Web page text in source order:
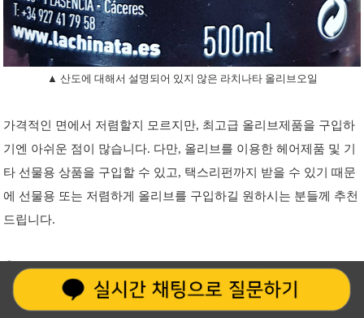
▲ 산도에 대해서 설명되어 있지 않은 라치나타 올리브오일
가격적인 면에서 저렴할지 모르지만, 최고급 올리브제품을 구입하
기엔 아쉬운 점이 많습니다. 다만, 올리브를 이용한 헤어제품 및 기
타 선물용 상품을 구입할 수 있고, 택스리펀까지 받을 수 있기 때문
에 선물용 또는 저렴하게 올리브를 구입하길 원하시는 분들께 추천
드립니다.
① 라치나타 헤어린스 및 트린트먼트 : 5.90유로